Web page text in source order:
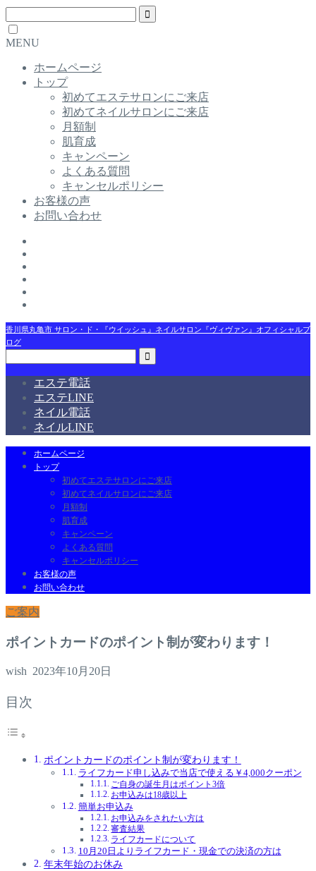
MENU
ホームページ
トップ
初めてエステサロンにご来店
初めてネイルサロンにご来店
月額制
肌育成
キャンペーン
よくある質問
キャンセルポリシー
お客様の声
お問い合わせ
香川県丸亀市 サロン・ド・『ウイッシュ』ネイルサロン『ヴィヴァン』オフィシャルブ
ログ
エステ電話
エステLINE
ネイル電話
ネイルLINE
ホームページ
トップ
初めてエステサロンにご来店
初めてネイルサロンにご来店
月額制
肌育成
キャンペーン
よくある質問
キャンセルポリシー
お客様の声
お問い合わせ
ご案内
ポイントカードのポイント制が変わります！
wish 2023年10月20日
目次
ポイントカードのポイント制が変わります！
ライフカード申し込みで当店で使える￥4,000クーポン
ご自身の誕生月はポイント3倍
お申込みは18歳以上
簡単お申込み
お申込みをされたい方は
審査結果
ライフカードについて
10月20日よりライフカード・現金での決済の方は
年末年始のお休み